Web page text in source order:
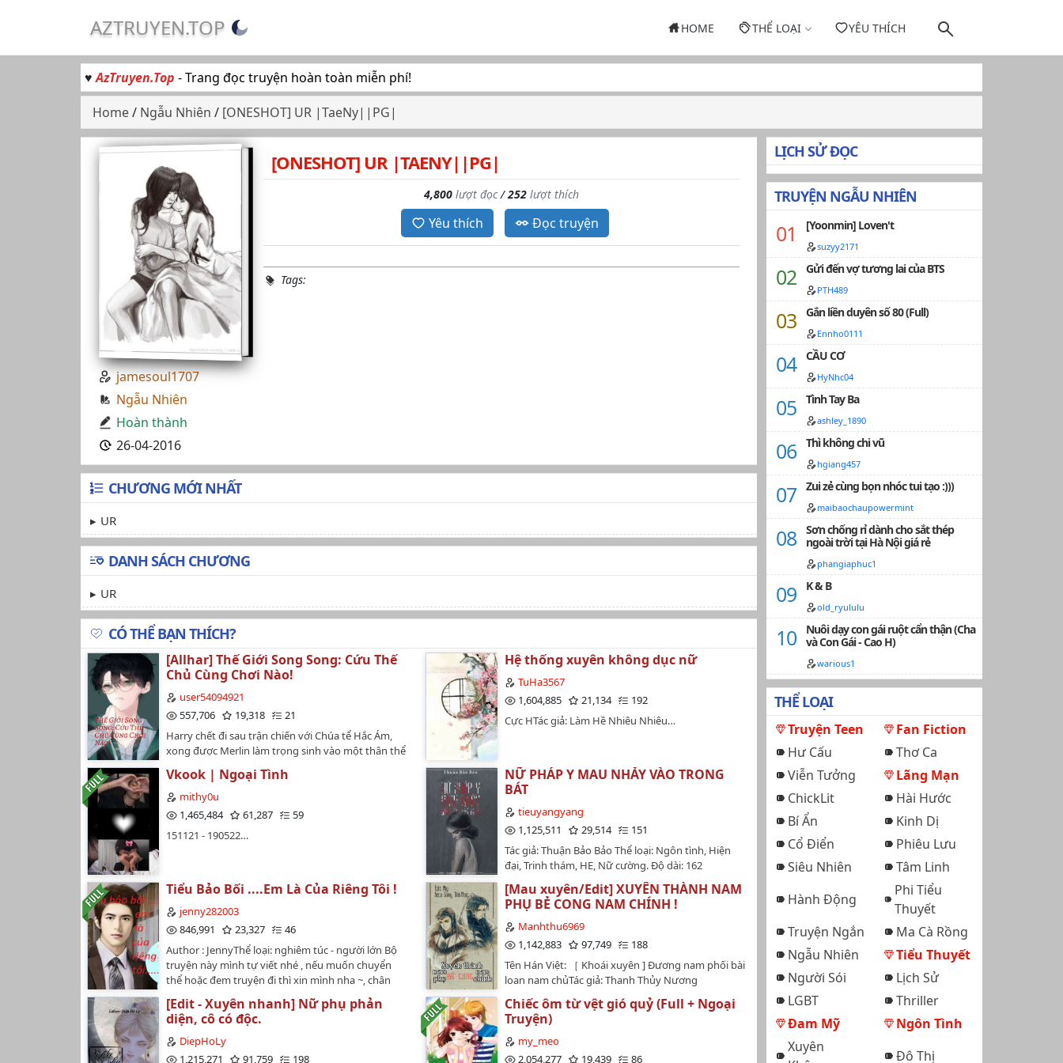
AZTRUYEN.TOP HOME THỂ LOẠI YÊU THÍCH
♥AzTruyen.Top - Trang đọc truyện hoàn toàn miễn phí!
Home/ Ngẫu Nhiên / [ONESHOT] UR |TaeNy||PG|
jamesoul1707
Ngẫu Nhiên
Hoàn thành
26-04-2016
[ONESHOT] UR |TAENY||PG|
4,800 lượt đọc/252 lượt thích
Yêu thích Đọc truyện
Tags:
CHƯƠNG MỚI NHẤT
UR
DANH SÁCH CHƯƠNG
UR
CÓ THỂ BẠN THÍCH?
[Allhar] Thế Giới Song Song: Cứu Thế
Chủ Cùng Chơi Nào!
user54094921
557,706
19,318
21
Harry chết đi sau trận chiến với Chúa tể Hắc Ám,
xong được Merlin làm trọng sinh vào một thân thể
là con của họ.Sống lại một kiếp,cậu muốn được tự
do,không muốn mang cái danh Chúa Cứu Thế hay
Cứu Thế Chủ,chỉ muốn làm một phù thủy bình
sao lại có nhiều tên không biết điều cứ quấn lấy cậu
Đây là chuyện của tôi, nên mong ai có ý định lấy
truyện của tôi làm của mình thì tốt nhất nên bỏ suy
nghĩ đó đi. Tôi nói thật lòng đó!!!!]…
Hệ thống xuyên không dục nữ
TuHa3567
1,604,885
21,134
192
Cực HTác giả: Làm Hề Nhiêu Nhiêu…
Vkook | Ngoại Tình
mithy0u
1,465,484
61,287
59
151121 - 190522…
NỮ PHÁP Y MAU NHẢY VÀO TRONG
BÁT
tieuyangyang
1,125,511
29,514
151
Tác giả: Thuận Bảo Bảo Thể loại: Ngôn tình, Hiện
đại, Trinh thám, HE, Nữ cường. Độ dài: 162
chươngQuyển 1: Bé Trai Mặc Váy Đỏ (Chương 1 -
Chương 2)Quyển 2: Án Mạng Ly Kỳ (Chương 21 -
Chương 53)Quyển 3: Nghệ Thuật Hoàn Mỹ
(Chương 54 - Chương 92)Quyển 4: Cánh Cửa Địa
Ngục (Chương 93 - Chương 149)Quyển 5: Mưu Sát
Poster: Design by Mạc Y Phi _ Đặng Khánh Vi ---
o0o0o0o0o --- Review từ
https://luyentrancoc.wordpress.com/ Nữ chính là
pháp y, nam chính là chuyên gia tâm lý. Nữ chính
mặt than, nam chính có suy nghĩ khá khác người,
cho nên giữa hai người này cũng không sến súa
Tiểu Bảo Bối ....Em Là Của Riêng Tôi !
jenny282003
846,991
23,327
46
Author : JennyThể loại: nghiêm túc - người lớn Bộ
truyện này mình tự viết nhé , nếu muốn chuyển
thể hoặc đem truyện đi thì xin mình nha ~, chân
~~~~___________________________________________-
NỘI DUNG : đọc => hiểu ^0^…
[Mau xuyên/Edit] XUYÊN THÀNH NAM
PHỤ BẺ CONG NAM CHÍNH !
Manhthu6969
1,142,883
97,749
188
Tên Hán Việt: ［ Khoái xuyên ] Đương nam phối bài
loan nam chủTác giả: Thanh Thủy Nương
NươngTình trạng: Hoàn (334 chương - 13 thế giới +
4 phiên ngoại + Lời kết của tác giả)Nội dung: Mau
xuyên bách biến thụ vs các loại soái ca công/Tag:
Đam mỹ, HE, Mau xuyên, Hệ thống, Nhẹ nhàng, Hài
hước.[Đôi lời của tác giả]"... trước giờ mị tìm mãi
[Edit - Xuyên nhanh] Nữ phụ phản
diện, cô có độc.
DiepHoLy
1,215,271
91,759 198
Chiếc ôm từ vệt gió quỷ (Full + Ngoại
Truyện)
my_meo
2,054,277
19,439 86
LỊCH SỬ ĐỌC
TRUYỆN NGẪU NHIÊN
[Yoonmin] Loven't
suzyy2171
Gửi đến vợ tương lai của BTS
PTH489
Gắn liền duyên số 80 (Full)
Ennho0111
CẦU CƠ
HyNhc04
Tình Tay Ba
ashley_1890
Thì không chi vũ
hgiang457
Zui zẻ cùng bọn nhóc tui tạo :)))
maibaochaupowermint
Sơn chống rỉ dành cho sắt thép
ngoài trời tại Hà Nội giá rẻ
phangiaphuc1
K & B
old_ryululu
Nuôi dạy con gái ruột cẩn thận (Cha
và Con Gái - Cao H)
warious1
THỂ LOẠI
Truyện Teen
Fan Fiction
Hư Cấu
Thơ Ca
Viễn Tưởng
Lãng Mạn
ChickLit
Hài Hước
Bí Ẩn
Kinh Dị
Cổ Điển
Phiêu Lưu
Siêu Nhiên
Tâm Linh
Hành Động
Phi Tiểu
Thuyết
Truyện Ngắn
Ma Cà Rồng
Ngẫu Nhiên
Tiểu Thuyết
Người Sói
Lịch Sử
LGBT
Thriller
Đam Mỹ
Ngôn Tình
Xuyên
Đô Thị